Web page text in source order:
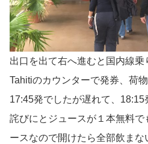
出口を出て右へ進むと国内線
Tahitiのカウンターで発券、荷物
17:45発でしたが遅れて、
詫びにとジュースが１本無料で
ースなので開けたら全部飲まな